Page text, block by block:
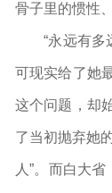
骨子里的惯性
“永远有
可现实给了她
这个问题，却
了当初抛弃她
人”。而白大